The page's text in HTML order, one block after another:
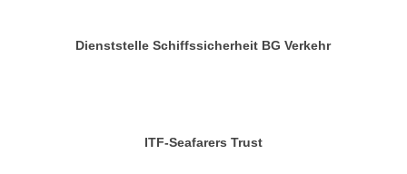
Dienststelle Schiffssicherheit BG Verkehr
ITF-Seafarers Trust